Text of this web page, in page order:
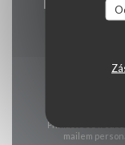
Přihlaste se k
mailem